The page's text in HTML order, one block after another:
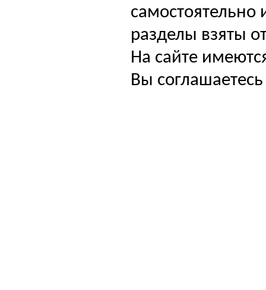
самостоятельно
разделы взяты
На сайте
Вы